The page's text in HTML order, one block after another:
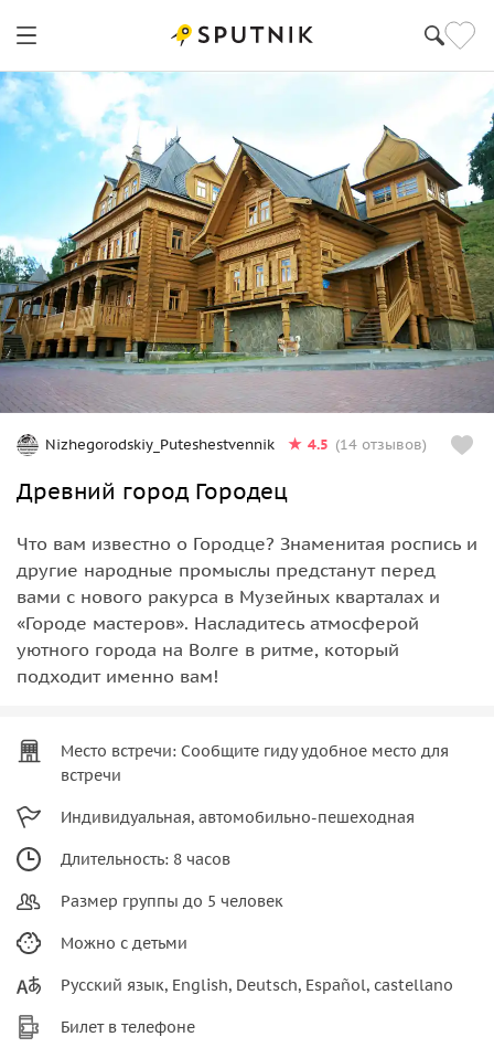
Nizhegorodskiy_Puteshestvennik 4.5 (14 отзывов)
Древний город Городец
Что вам известно о Городце? Знаменитая роспись и
другие народные промыслы предстанут перед
вами с нового ракурса в Музейных кварталах и
«Городе мастеров». Насладитесь атмосферой
уютного города на Волге в ритме, который
подходит именно вам!
Место встречи: Сообщите гиду удобное место для
встречи
Индивидуальная, автомобильно-пешеходная
Длительность: 8 часов
Размер группы до 5 человек
Можно с детьми
Русский язык, English, Deutsch, Español, castellano
Билет в телефоне